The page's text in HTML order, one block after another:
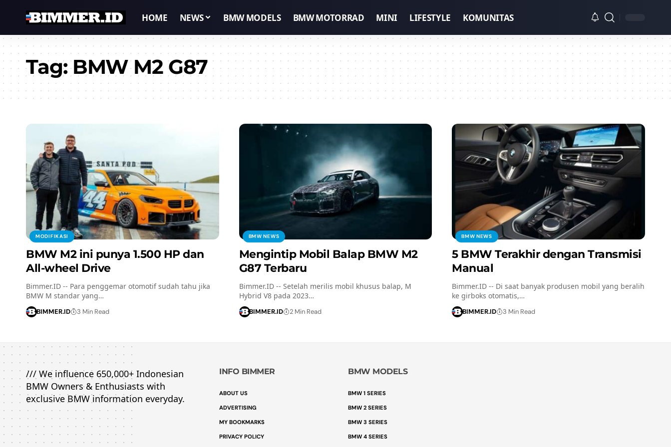
HOME NEWS BMW MODELS BMW MOTORRAD MINI LIFESTYLE KOMUNITAS
Tag:BMW M2 G87
MODIFIKASI
BMW M2 ini punya 1.500 HP dan
All-wheel Drive
Bimmer.ID -- Para penggemar otomotif sudah tahu jika
BMW M standar yang…
BIMMER.ID 3 Min Read
BMW NEWS
Mengintip Mobil Balap BMW M2
G87 Terbaru
Bimmer.ID -- Setelah merilis mobil khusus balap, M
Hybrid V8 pada 2023…
BIMMER.ID 2 Min Read
BMW NEWS
5 BMW Terakhir dengan Transmisi
Manual
Bimmer.ID -- Di saat banyak produsen mobil yang beralih
ke girboks otomatis,…
BIMMER.ID 3 Min Read
/// We influence 650,000+ Indonesian
BMW Owners & Enthusiasts with
exclusive BMW information everyday.
INFO BIMMER
ABOUT US
ADVERTISING
MY BOOKMARKS
PRIVACY POLICY
BMW MODELS
BMW 1 SERIES
BMW 2 SERIES
BMW 3 SERIES
BMW 4 SERIES